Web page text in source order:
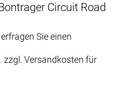
Series-Sohle aus Nylon-
eine konsistente
Touren.
Circuit Road
Sie einen
zzgl. Versandkosten für